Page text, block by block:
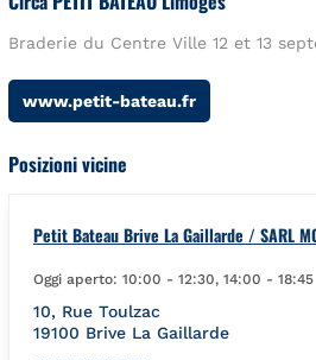
Braderie du Centre Ville 12 et 13
www.petit-bateau.fr
Posizioni vicine
Petit Bateau Brive La Gaillarde / SARL
Oggi aperto: 10:00 - 12:30, 14:00 - 18:45
10, Rue Toulzac
19100 Brive La Gaillarde